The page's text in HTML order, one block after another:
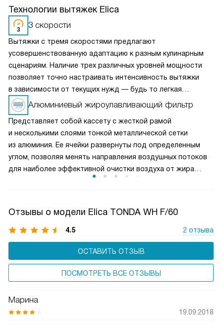
Технологии вытяжек Elica
3 скорости
Вытяжки с тремя скоростями предлагают
усовершенствованную адаптацию к разным кулинарным
сценариям. Наличие трех различных уровней мощности
позволяет точно настраивать интенсивность вытяжки
в зависимости от текущих нужд — будь то легкая
вентиляция при медленном приготовлении или мощное
удаление пара и запахов при интенсивной жарке. Это
делает вытяжку универсальным решением для любых
кулинарных задач и сохраняет воздух на кухне свежим
и чистым.
Алюминиевый жироулавливающий фильтр
Представляет собой кассету с жесткой рамой
и несколькими слоями тонкой металлической сетки
из алюминия. Ее ячейки развернуты под определенным
углом, позволяя менять направления воздушных потоков
для наиболее эффективной очистки воздуха от жира
Отзывы о модели Elica TONDA WH F/60
4.5 2 отзыва
ОСТАВИТЬ ОТЗЫВ
ПОСМОТРЕТЬ ВСЕ ОТЗЫВЫ
Марина
19.09.2018